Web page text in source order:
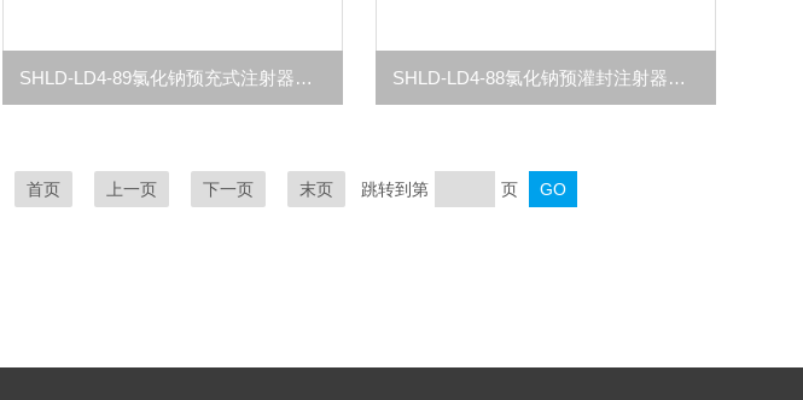
SHLD-LD4-89氯化钠预充式注射器灌装生产线 SHLD-LD4-88氯化钠预灌封注射器灌装生产线
首页 上一页 下一页 末页 跳转到第 页